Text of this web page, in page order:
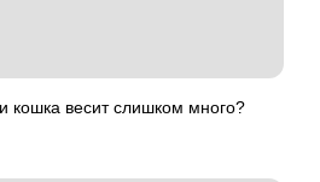
кошка весит слишком много?